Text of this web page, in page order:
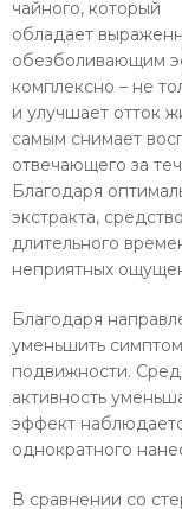
чайного, который
обладает
обезболивающим
комплексно – не
и улучшает отток
самым снимает
отвечающего за
Благодаря
экстракта,
длительного
неприятных
Благодаря
уменьшить
подвижности.
активность
эффект
однократного
В сравнении со